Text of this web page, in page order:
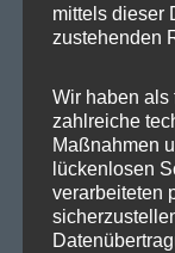
SPD
SPD Fraktion
SPD
SPD Fraktion
SPD Berliner
mittels dieser
zustehenden
Wir haben als
zahlreiche
Maßnahmen
lückenlosen
verarbeiteten